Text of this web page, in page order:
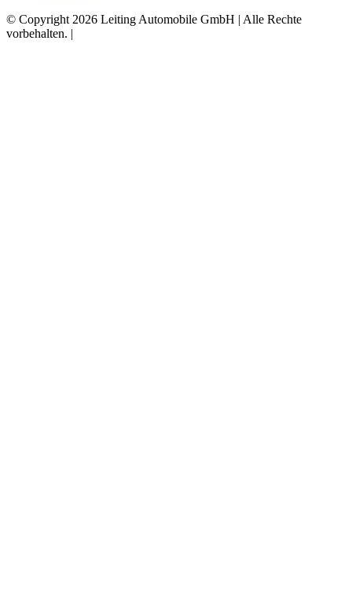
© Copyright 2026 Leiting Automobile GmbH | Alle Rechte
vorbehalten. |